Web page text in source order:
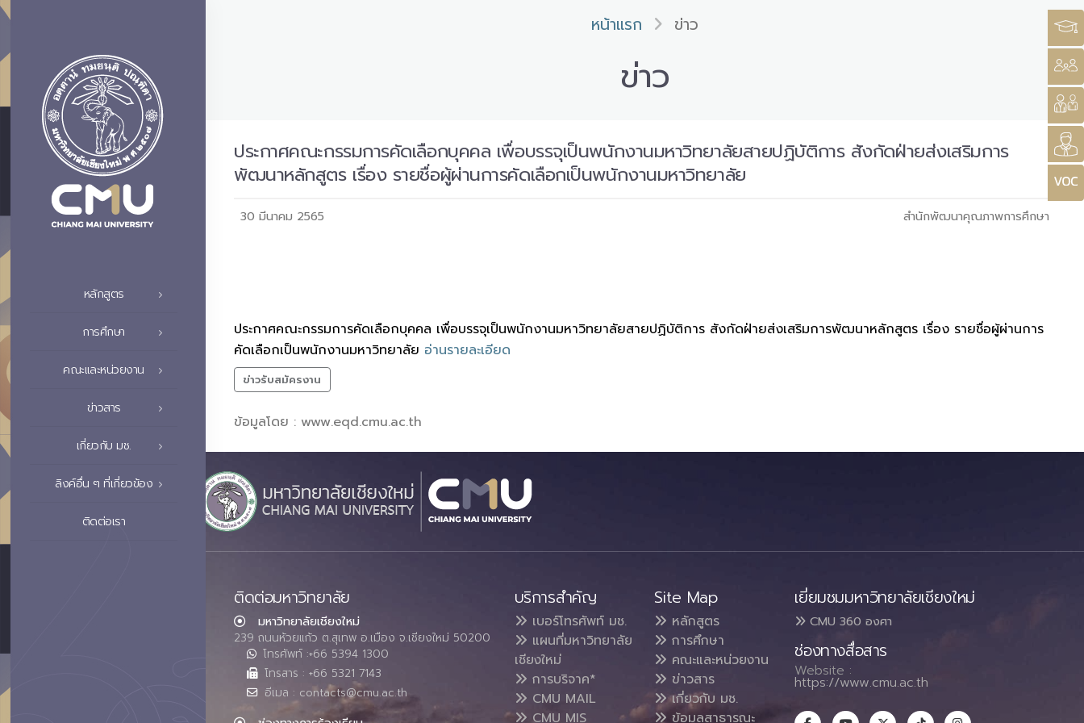
หลักสูตร
การศึกษา
คณะและหน่วยงาน
ข่าวสาร
เกี่ยวกับ มช.
ลิงค์อื่น ๆ ที่เกี่ยวข้อง
ติดต่อเรา
หน้าแรก ข่าว
ข่าว
ประกาศคณะกรรมการคัดเลือกบุคคล เพื่อบรรจุเป็นพนักงานมหาวิทยาลัยสายปฏิบัติการ สังกัดฝ่ายส่งเสริมการ
พัฒนาหลักสูตร เรื่อง รายชื่อผู้ผ่านการคัดเลือกเป็นพนักงานมหาวิทยาลัย
30 มีนาคม 2565 สำนักพัฒนาคุณภาพการศึกษา
ประกาศคณะกรรมการคัดเลือกบุคคล เพื่อบรรจุเป็นพนักงานมหาวิทยาลัยสายปฏิบัติการ สังกัดฝ่ายส่งเสริมการพัฒนาหลักสูตร เรื่อง รายชื่อผู้ผ่านการ
คัดเลือกเป็นพนักงานมหาวิทยาลัย อ่านรายละเอียด
ข่าวรับสมัครงาน
ข้อมูลโดย : www.eqd.cmu.ac.th
ติดต่อมหาวิทยาลัย
มหาวิทยาลัยเชียงใหม่
239 ถนนห้วยแก้ว ต.สุเทพ อ.เมือง จ.เชียงใหม่ 50200
โทรศัพท์ :+66 5394 1300
โทรสาร : +66 5321 7143
อีเมล : contacts@cmu.ac.th
บริการสำคัญ
เบอร์โทรศัพท์ มช.
แผนที่มหาวิทยาลัย
เชียงใหม่
การบริจาค*
CMU MAIL
CMU MIS
Site Map
หลักสูตร
การศึกษา
คณะและหน่วยงาน
ข่าวสาร
เกี่ยวกับ มช.
ข้อมูลสาธารณะ
เยี่ยมชมมหาวิทยาลัยเชียงใหม่
CMU 360 องศา
ช่องทางสื่อสาร
Website :
https://www.cmu.ac.th